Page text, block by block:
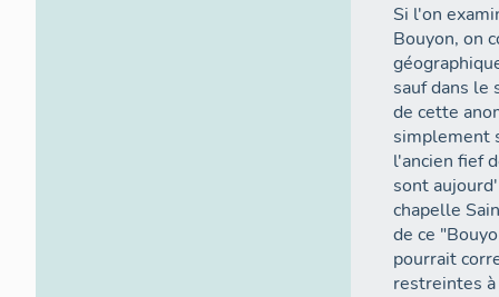
Si l'on
Bouyon, on
sauf dans le
de cette
simplement
l'ancien fief
sont
chapelle
de ce
pourrait
restreintes à